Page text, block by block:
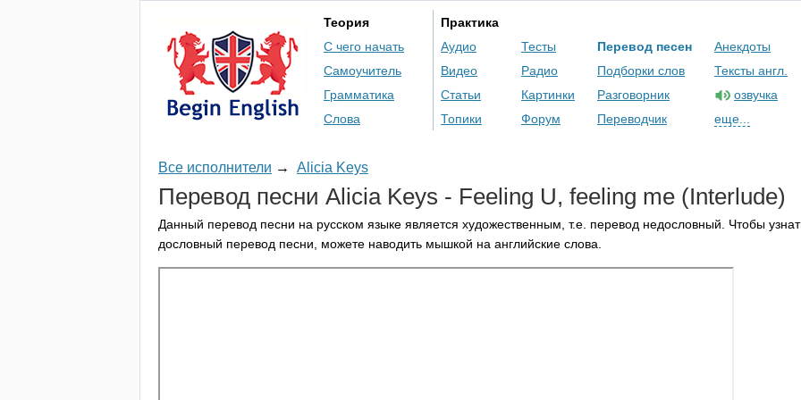
Теория
С чего начать
Самоучитель
Грамматика
Слова
Практика
Аудио
Видео
Статьи
Топики
Тесты
Радио
Картинки
Форум
Перевод песен
Подборки слов
Разговорник
Переводчик
Анекдоты
Тексты англ.
озвучка
еще...
Все исполнители → Alicia Keys
Перевод песни Alicia Keys - Feeling U, feeling me (Interlude)
Данный перевод песни на русском языке является художественным, т.е. перевод недословный. Чтобы
дословный перевод песни, можете наводить мышкой на английские слова.